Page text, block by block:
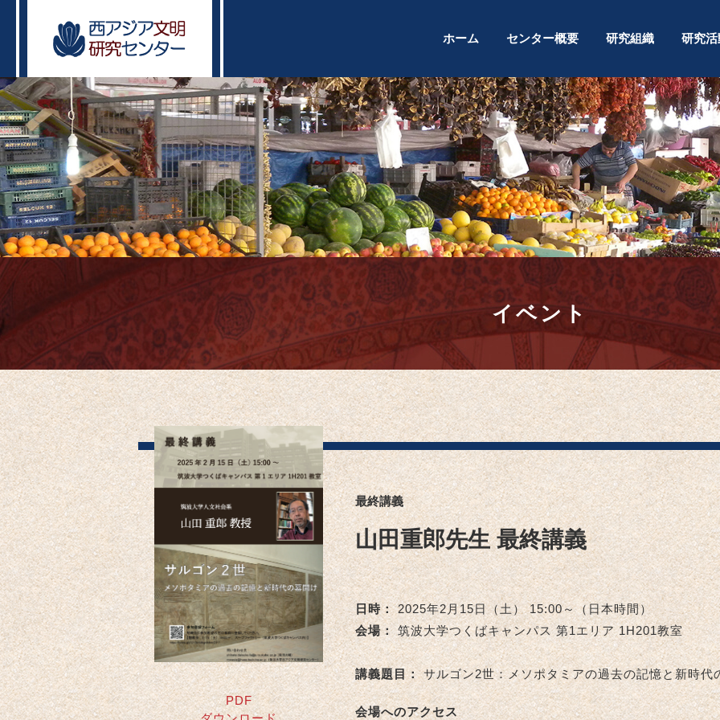
コ
テ
ン
ツ
へ
ス
キ
ッ
プ
ホーム センター概要 研究組織 研究活
イベント
最終講義
山田重郎先生 最終講義
日時：2025年2月15日（土） 15:00～（日本時間）
会場：筑波大学つくばキャンパス 第1エリア 1H201教室
講義題目：サルゴン2世：メソポタミアの過去の記憶と新時代
会場へのアクセス
PDF
キ
ッ
プ